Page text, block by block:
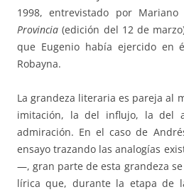
1998, entrevistado por
Provincia (edición del 12 de
que Eugenio había ejercido en
Robayna.
La grandeza literaria es pareja al
imitación, la del influjo, la del
admiración. En el caso de
ensayo trazando las analogías
—, gran parte de esta grandeza
lírica que, durante la etapa de